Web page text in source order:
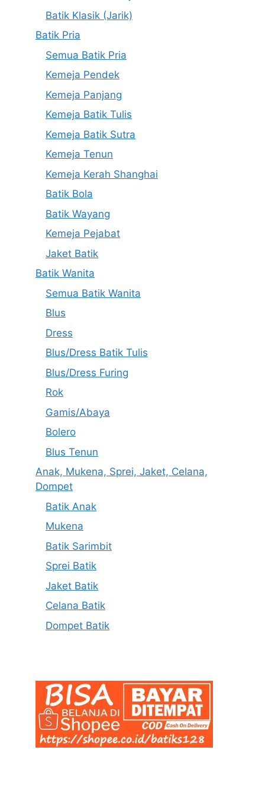
Batik Klasik (Jarik)
Batik Pria
Semua Batik Pria
Kemeja Pendek
Kemeja Panjang
Kemeja Batik Tulis
Kemeja Batik Sutra
Kemeja Tenun
Kemeja Kerah Shanghai
Batik Bola
Batik Wayang
Kemeja Pejabat
Jaket Batik
Batik Wanita
Semua Batik Wanita
Blus
Dress
Blus/Dress Batik Tulis
Blus/Dress Furing
Rok
Gamis/Abaya
Bolero
Blus Tenun
Anak, Mukena, Sprei, Jaket, Celana,
Dompet
Batik Anak
Mukena
Batik Sarimbit
Sprei Batik
Jaket Batik
Celana Batik
Dompet Batik